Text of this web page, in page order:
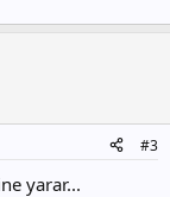
#3
yarar...